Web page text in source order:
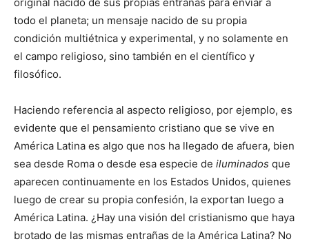
todo el planeta; un mensaje nacido de su propia
condición multiétnica y experimental, y no solamente en
el campo religioso, sino también en el científico y
filosófico.
Haciendo referencia al aspecto religioso, por ejemplo, es
evidente que el pensamiento cristiano que se vive en
América Latina es algo que nos ha llegado de afuera, bien
sea desde Roma o desde esa especie de iluminados que
aparecen continuamente en los Estados Unidos, quienes
luego de crear su propia confesión, la exportan luego a
América Latina. ¿Hay una visión del cristianismo que haya
brotado de las mismas entrañas de la América Latina? No